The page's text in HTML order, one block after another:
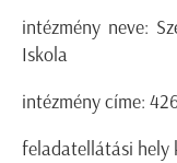
intézmény neve:
Iskola
intézmény címe:
feladatellátási hely